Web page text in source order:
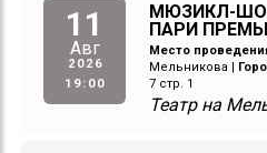
11
Авг
2026
19:00
МЮЗИКЛ-
ПАРИ
Место
Мельникова
7 стр. 1
Театр на